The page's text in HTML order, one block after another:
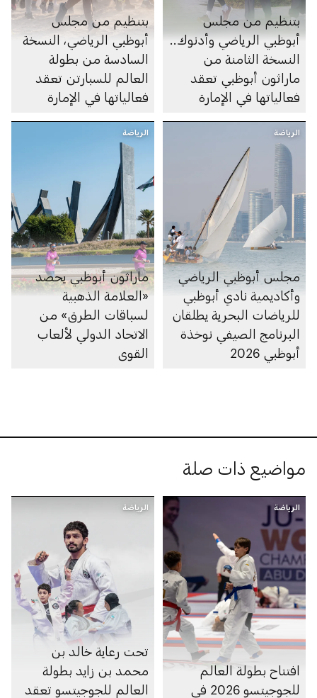
بتنظيم من مجلس
أبوظبي الرياضي وأدنوك..
النسخة الثامنة من
ماراثون أبوظبي تعقد
فعالياتها في الإمارة
بتنظيم من مجلس
أبوظبي الرياضي، النسخة
السادسة من بطولة
العالم للسبارتن تعقد
فعالياتها في الإمارة
الرياضة
مجلس أبوظبي الرياضي
وأكاديمية نادي أبوظبي
للرياضات البحرية يطلقان
البرنامج الصيفي نوخذة
أبوظبي 2026
الرياضة
ماراثون أبوظبي يحصد
«العلامة الذهبية
لسباقات الطرق» من
الاتحاد الدولي لألعاب
القوى
مواضيع ذات صلة
الرياضة
افتتاح بطولة العالم
للجوجيتسو 2026 في
الرياضة
تحت رعاية خالد بن
محمد بن زايد بطولة
العالم للجوجيتسو تعقد